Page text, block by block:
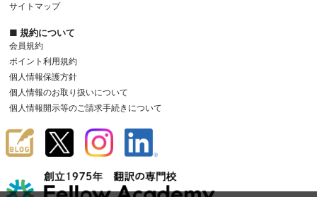
サイトマップ
■ 規約について
会員規約
ポイント利用規約
個人情報保護方針
個人情報のお取り扱いについて
個人情報開示等のご請求手続きについて